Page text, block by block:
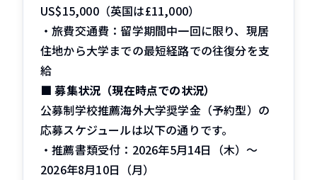
US$15,000（英国は£11,000）
・旅費交通費：留学期間中一回に限り、現居
住地から大学までの最短経路での往復分を支
給
■募集状況（現在時点での状況）
公募制学校推薦海外大学奨学金（予約型）の
応募スケジュールは以下の通りです。
・推薦書類受付：2026年5月14日（木）〜
2026年8月10日（月）